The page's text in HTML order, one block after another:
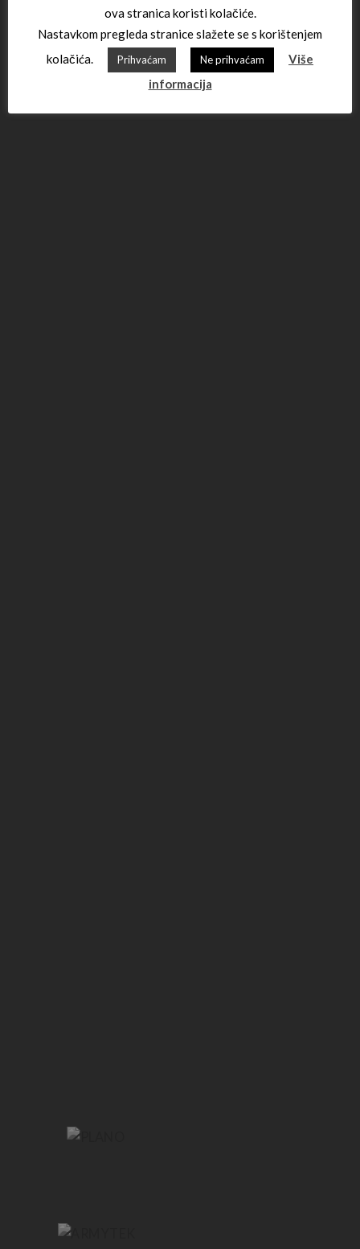
ova stranica koristi kolačiće.
Nastavkom pregleda stranice slažete se s korištenjem
kolačića.
Prihvaćam Ne prihvaćam
Više
informacija